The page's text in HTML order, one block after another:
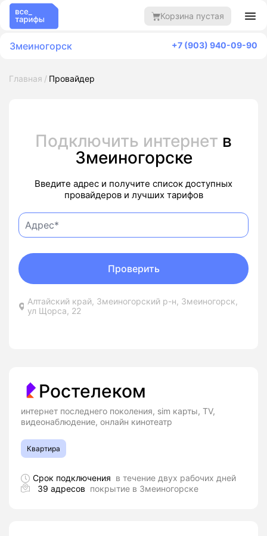
Корзина пустая
Змеиногорск +7 (903) 940-09-90
Главная Провайдер
Подключить интернет в
Змеиногорске
Введите адрес и получите список доступных
провайдеров и лучших тарифов
Алтайский край, Змеиногорский р-н, Змеиногорск,
ул Щорса, 22
Проверить
Ростелеком
интернет последнего поколения, sim карты, TV,
видеонаблюдение, онлайн кинотеатр
Квартира
Срок подключения в течение двух рабочих дней
39 адресов покрытие в Змеиногорске